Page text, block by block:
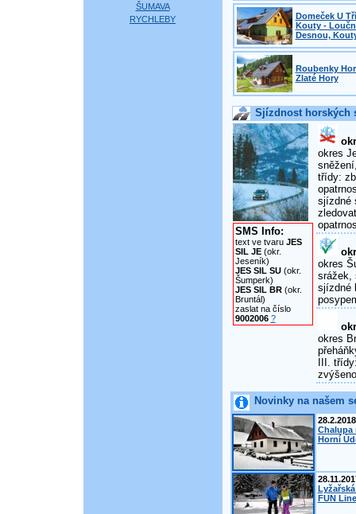
ŠUMAVA
RYCHLEBY
Domeček U
Kouty -
Desnou,
Roubenky
Zlaté Hory
Sjízdnost horských
SMS Info:
text ve tvaru JES
SIL JE(okr.
Jeseník)
JES SIL SU(okr.
Šumperk)
JES SIL BR(okr.
Bruntál)
zaslat na číslo
9002006 ?
okres
třídy:
sjízdné
okres
srážek,
sjízdné
okres
III.
Novinky na našem
28.2.2018
Chalupa
Horní
FUN